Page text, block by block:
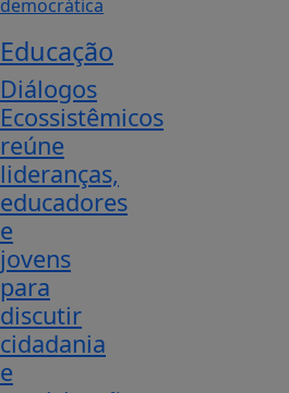
Educação
Diálogos
Ecossistêmicos
reúne
lideranças,
educadores
e
jovens
para
discutir
cidadania
e